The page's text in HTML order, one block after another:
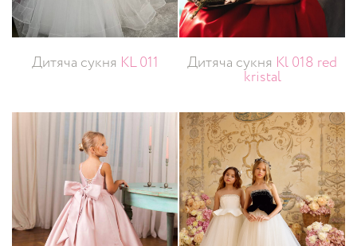
Дитяча сукня KL 011 Дитяча сукня Kl 018 red
kristal